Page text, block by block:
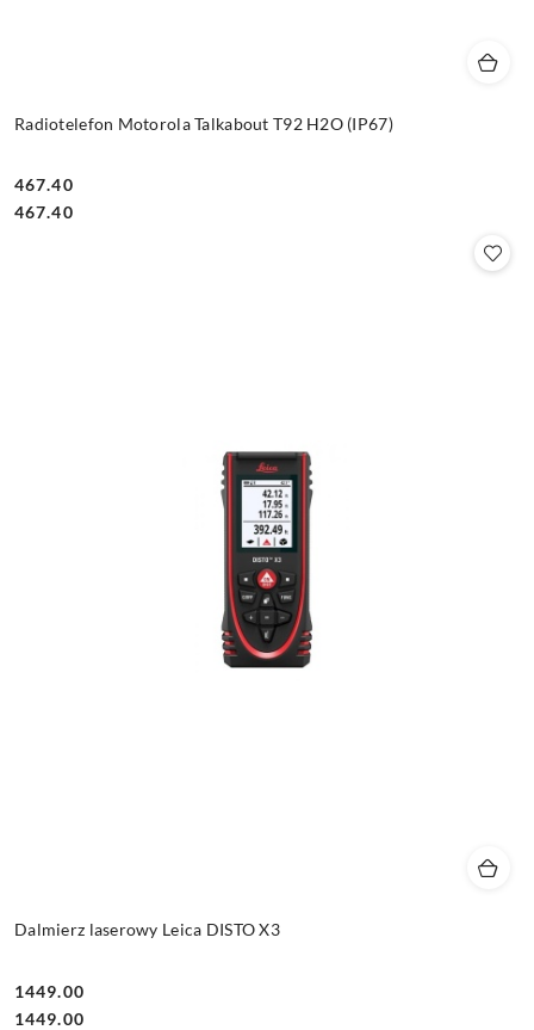
Radiotelefon Motorola Talkabout T92 H2O (IP67)
Cena:
467.40
Cena:
467.40
Dalmierz laserowy Leica DISTO X3
Cena:
1449.00
Cena:
1449.00